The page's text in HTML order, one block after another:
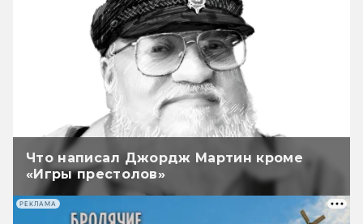
Что написал Джордж Мартин кроме
«Игры престолов»
РЕКЛАМА